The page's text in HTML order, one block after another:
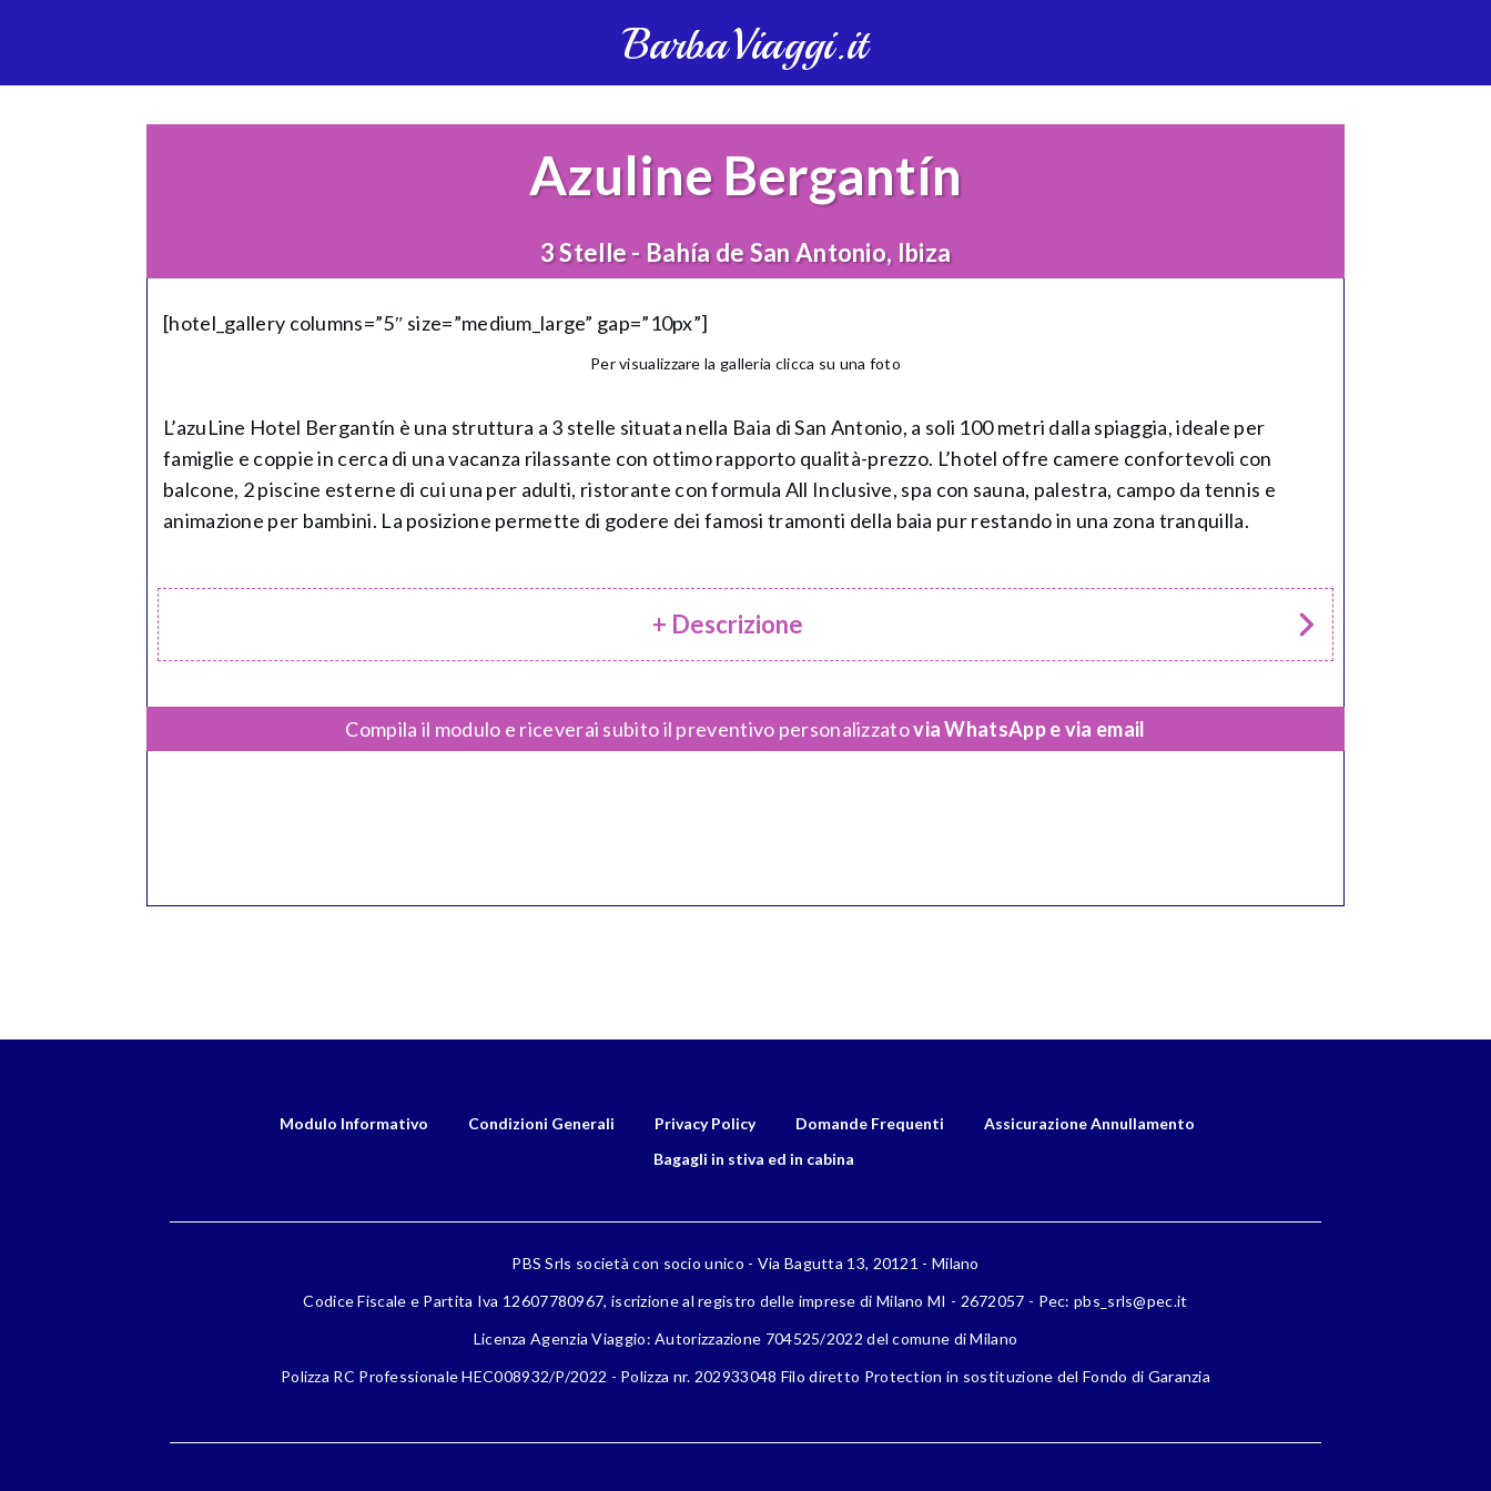
BarbaViaggi.it
Azuline Bergantín
3 Stelle - Bahía de San Antonio, Ibiza
[hotel_gallery columns=”5″ size=”medium_large” gap=”10px”]
Per visualizzare la galleria clicca su una foto
L’azuLine Hotel Bergantín è una struttura a 3 stelle situata nella Baia di San Antonio, a soli 100 metri dalla spiaggia, ideale per
famiglie e coppie in cerca di una vacanza rilassante con ottimo rapporto qualità-prezzo. L’hotel offre camere confortevoli con
balcone, 2 piscine esterne di cui una per adulti, ristorante con formula All Inclusive, spa con sauna, palestra, campo da tennis e
animazione per bambini. La posizione permette di godere dei famosi tramonti della baia pur restando in una zona tranquilla.
+ Descrizione
Compila il modulo e riceverai subito il preventivo personalizzatovia WhatsApp e via email
Modulo Informativo Condizioni Generali Privacy Policy Domande Frequenti
Assicurazione Annullamento
Bagagli in stiva ed in cabina
PBS Srls società con socio unico - Via Bagutta 13, 20121 - Milano
Codice Fiscale e Partita Iva 12607780967, iscrizione al registro delle imprese di Milano MI - 2672057 - Pec: pbs_srls@pec.it
Licenza Agenzia Viaggio: Autorizzazione 704525/2022 del comune di Milano
Polizza RC Professionale HEC008932/P/2022 - Polizza nr. 202933048 Filo diretto Protection in sostituzione del Fondo di Garanzia